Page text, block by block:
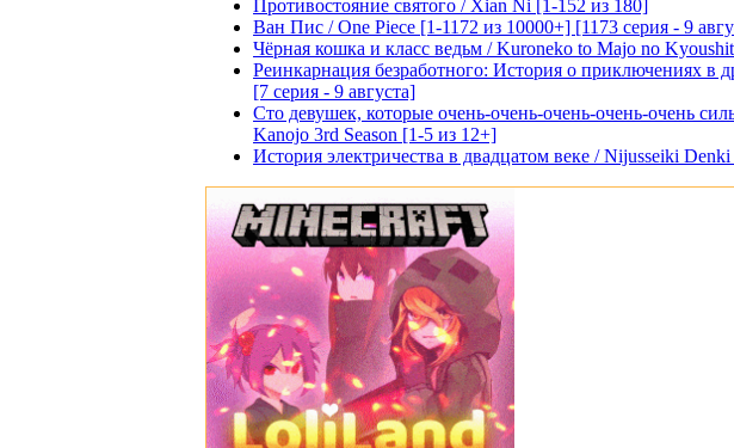
Противостояние святого / Xian Ni [1-152 из 180]
Ван Пис / One Piece [1-1172 из 10000+] [1173 серия - 9
Чёрная кошка и класс ведьм / Kuroneko to Majo no
Реинкарнация безработного: История о приключениях в
[7 серия - 9 августа]
Сто девушек, которые очень-очень-очень-очень-очень
Kanojo 3rd Season [1-5 из 12+]
История электричества в двадцатом веке / Nijusseiki